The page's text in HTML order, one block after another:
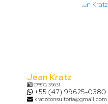
Jean Kratz
CRECI39631
+55 (47) 99625-0380
kratzconsultoria@gmail.com